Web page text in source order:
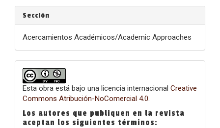
Sección
Acercamientos Académicos/Academic Approaches
Esta obra está bajo una licencia internacional Creative
Commons Atribución-NoComercial 4.0.
Los autores que publiquen en la revista
aceptan los siguientes términos: